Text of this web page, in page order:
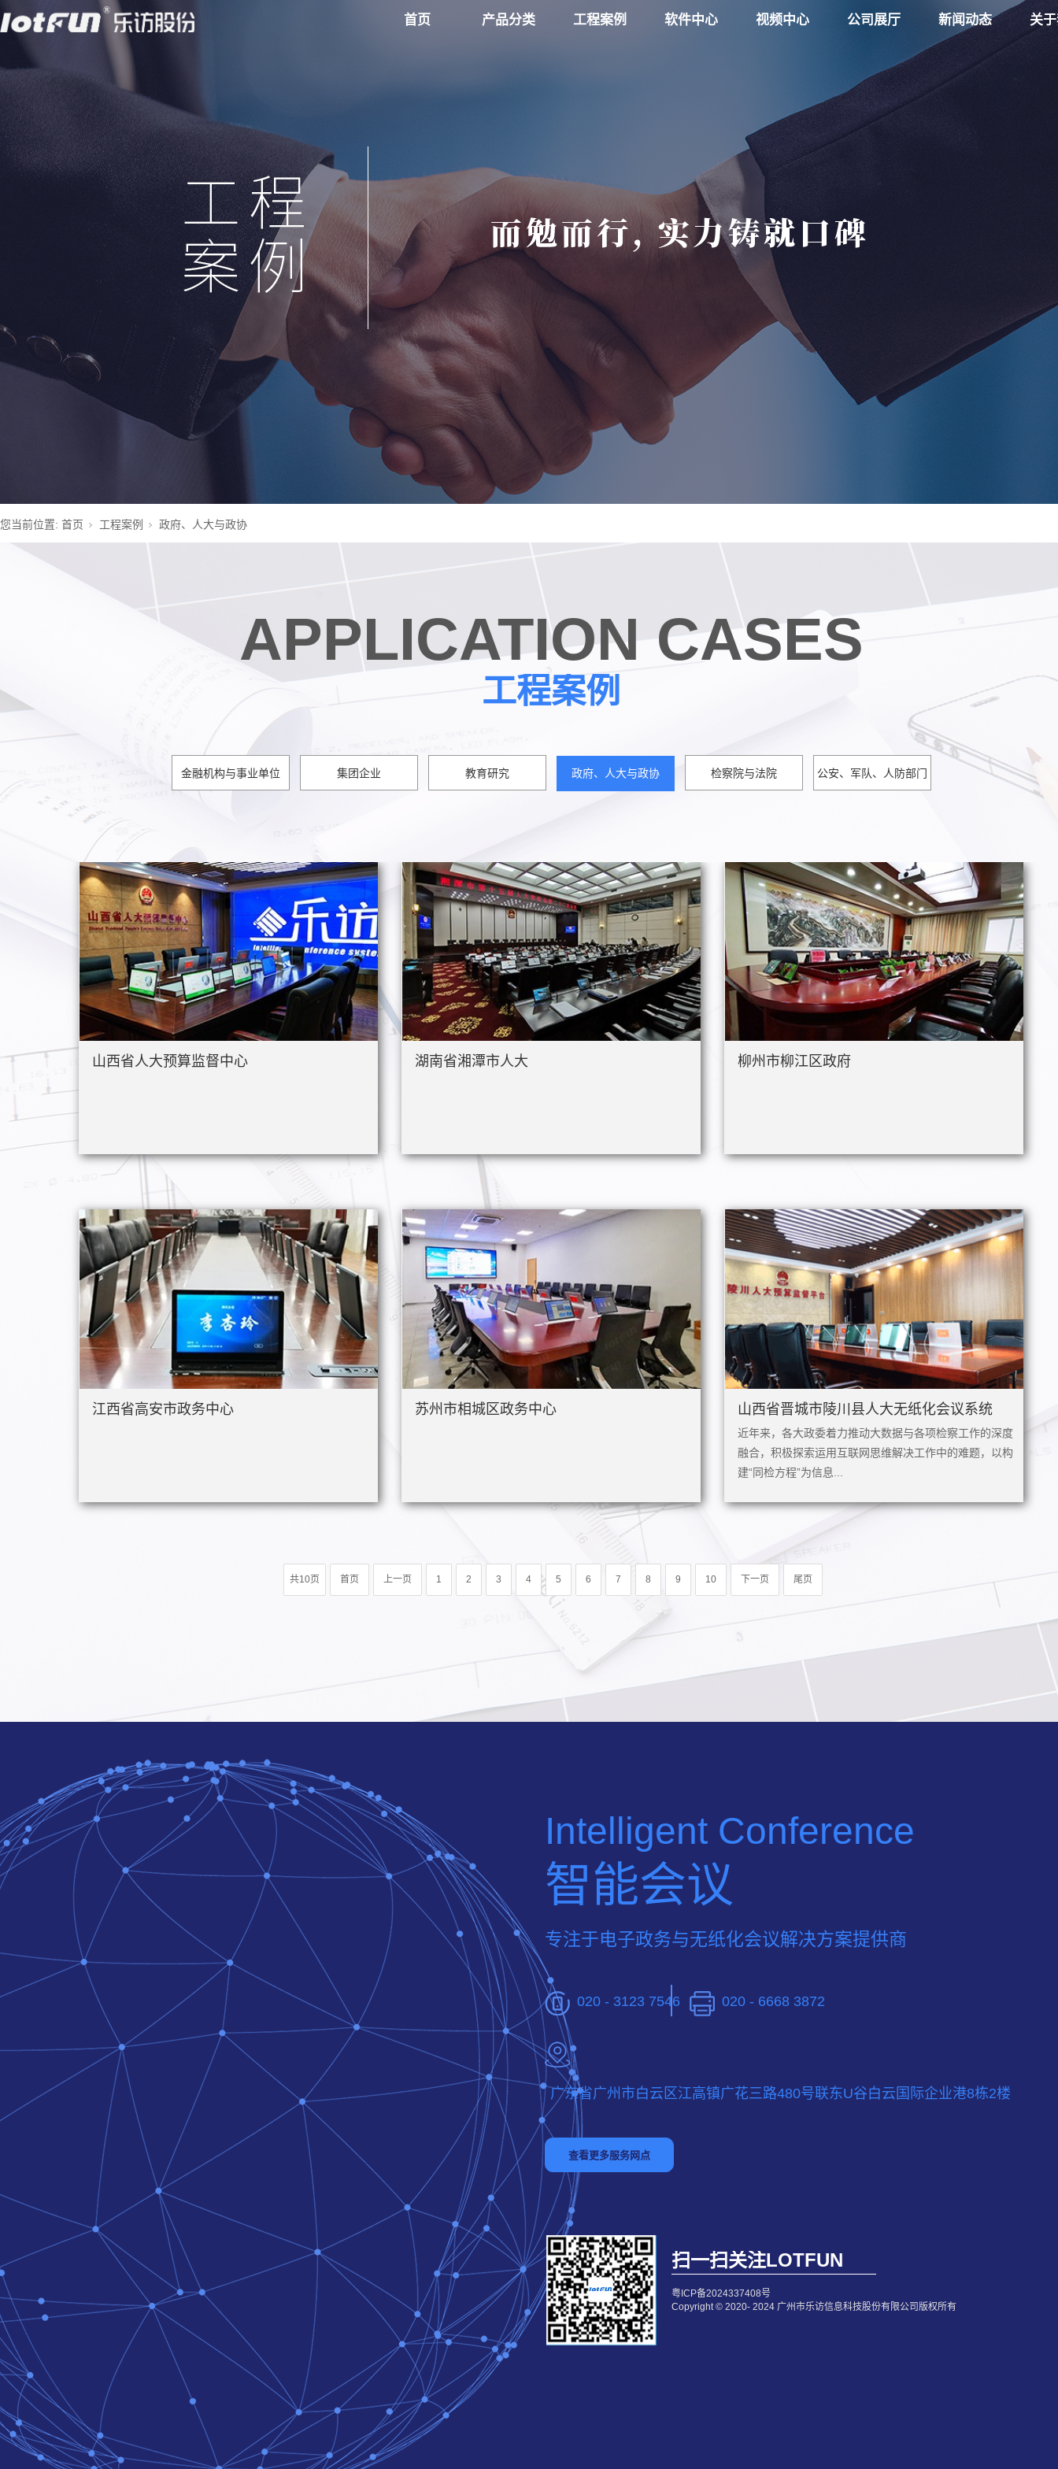
首页 产品分类 工程案例 软件中心 视频中心 公司展厅 新闻动态 关
您当前位置: 首页 工程案例 政府、人大与政协
APPLICATION CASES
工程案例
金融机构与事业单位 集团企业 教育研究 政府、人大与政协 检察院与法院 公安、军队、人防部门
山西省人大预算监督中心 湖南省湘潭市人大 柳州市柳江区政府
江西省高安市政务中心 苏州市相城区政务中心 山西省晋城市陵川县人大无纸化会议系统
近年来，各大政委着力推动大数据与各项检察工作的深度
融合，积极探索运用互联网思维解决工作中的难题，以构
建“同检方程”为信息...
共10页 首页 上一页 1 2 3 4 5 6 7 8 9 10 下一页 尾页
Intelligent Conference
智能会议
专注于电子政务与无纸化会议解决方案提供商
020 - 3123 7546 020 - 6668 3872
广东省广州市白云区江高镇广花三路480号联东U谷白云国际企业港8栋2楼
扫一扫关注LOTFUN
粤ICP备2024337408号
Copyright © 2020- 2024 广州市乐访信息科技股份有限公司版权所有